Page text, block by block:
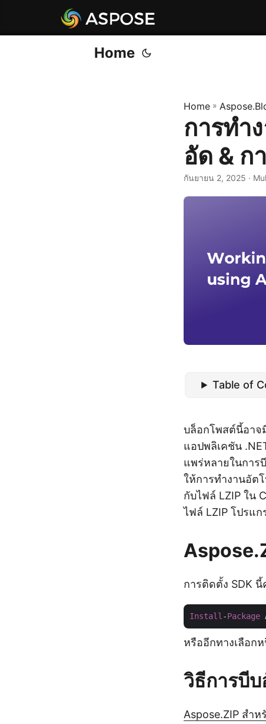
Home
Home »
การทำ
อัด & ก
กันยายน 2, 2025 ·
Table of
บล็อกโพสต์นี้อาจ
แอปพลิเคชัน
แพร่หลายในการ
ให้การทำงานอัต
กับไฟล์ LZIP ใน
ไฟล์ LZIP โปรแ
การติดตั้ง SDK
Install-Package
หรืออีกทางเลือก
วิธีการบี
Aspose.ZIP สำห